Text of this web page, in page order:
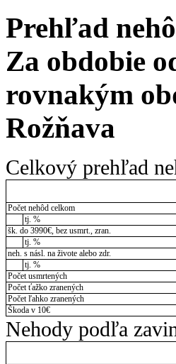
Prehľad
Za obdobie
rovnakým
Rožňava
Celkový prehľad
Počet nehôd celkom
tj. %
šk. do 3990€, bez usmrt., zran.
tj. %
neh. s násl. na živote alebo zdr.
tj. %
Počet usmrtených
Počet ťažko zranených
Počet ľahko zranených
Škoda v 10€
Nehody podľa